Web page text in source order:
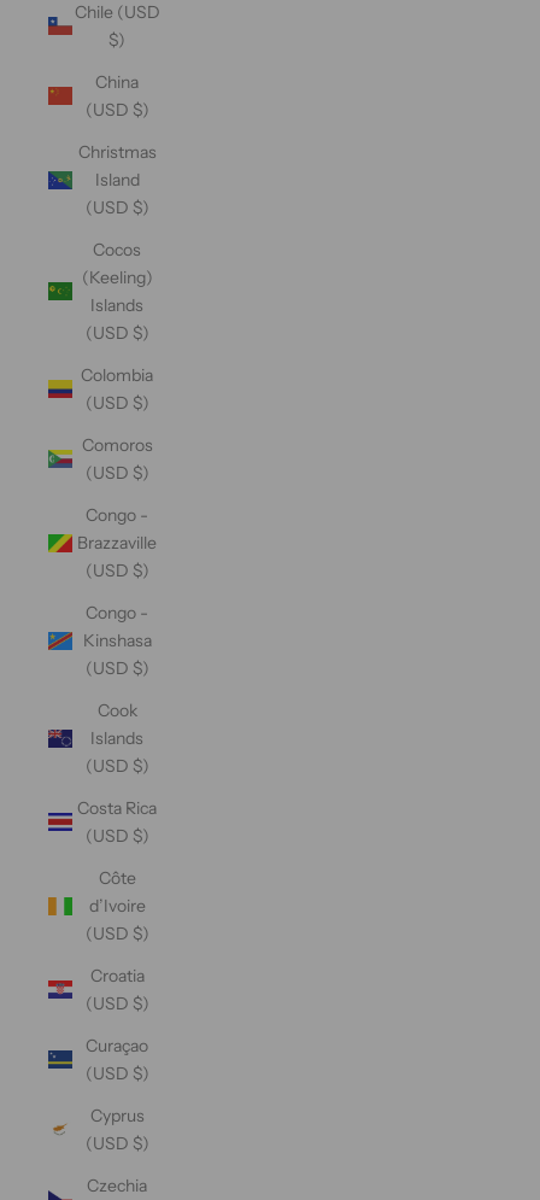
Chile (USD
$)
China
(USD $)
Christmas
Island
(USD $)
Cocos
(Keeling)
Islands
(USD $)
Colombia
(USD $)
Comoros
(USD $)
Congo -
Brazzaville
(USD $)
Congo -
Kinshasa
(USD $)
Cook
Islands
(USD $)
Costa Rica
(USD $)
Côte
d’Ivoire
(USD $)
Croatia
(USD $)
Curaçao
(USD $)
Cyprus
(USD $)
Czechia